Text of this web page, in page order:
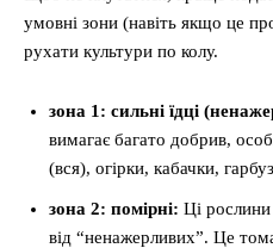
умовні зони (навіть якщо це
рухати культури по колу.
зона 1: сильні їдці
вимагає багато добрив,
(вся), огірки, кабачки,
зона 2: помірні: Ці
від “ненажерливих”. Це